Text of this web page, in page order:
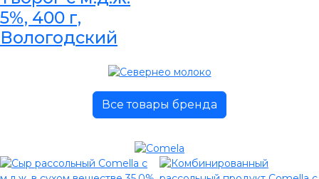
5%, 400 г,
Вологодский
Все товары бренда